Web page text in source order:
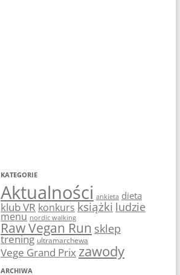
KATEGORIE
Aktualności ankieta dieta
klub VR konkurs książki ludzie
menu nordic walking
Raw Vegan Run sklep
trening ultramarchewa
Vege Grand Prix zawody
ARCHIWA